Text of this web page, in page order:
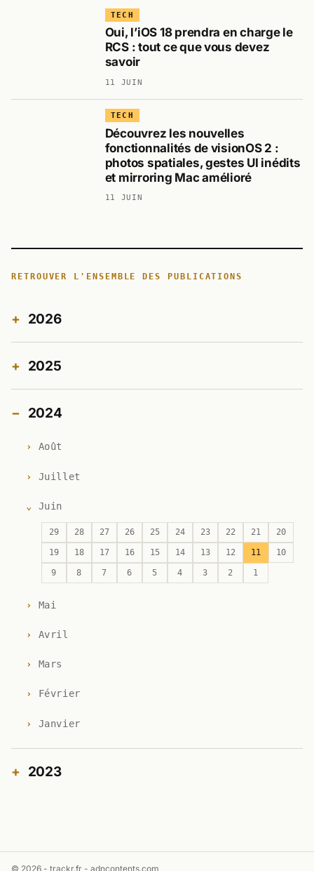
TECH
Oui, l’iOS 18 prendra en charge le
RCS : tout ce que vous devez
savoir
11 JUIN
TECH
Découvrez les nouvelles
fonctionnalités de visionOS 2 :
photos spatiales, gestes UI inédits
et mirroring Mac amélioré
11 JUIN
RETROUVER L'ENSEMBLE DES PUBLICATIONS
2026
2025
2024
Août
Juillet
Juin
29 28 27 26 25 24 23 22 21 20
19 18 17 16 15 14 13 12 11 10
9 8 7 6 5 4 3 2 1
Mai
Avril
Mars
Février
Janvier
2023
© 2026 - trackr.fr - adncontents.com